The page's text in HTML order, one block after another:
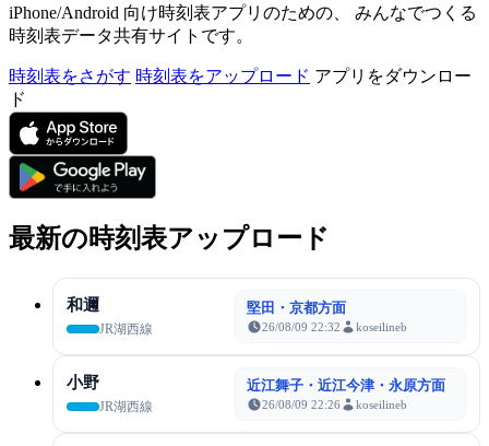
iPhone/Android 向け時刻表アプリのための、 みんなでつくる
時刻表データ共有サイトです。
時刻表をさがす 時刻表をアップロード アプリをダウンロー
ド
最新の時刻表アップロード
和邇
JR湖西線
堅田・京都方面
26/08/09 22:32 koseilineb
小野
JR湖西線
近江舞子・近江今津・永原方面
26/08/09 22:26 koseilineb